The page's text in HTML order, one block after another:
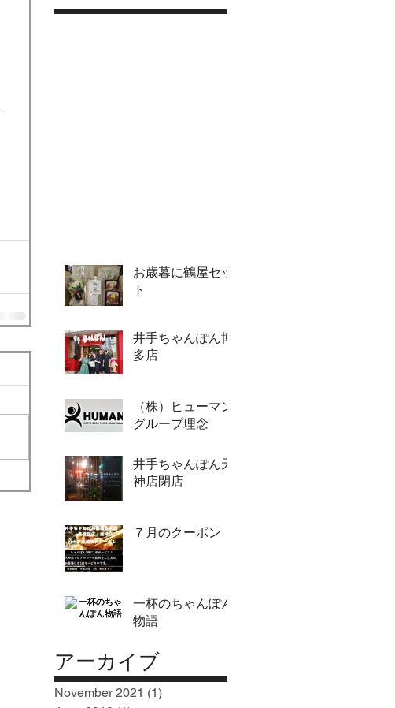
お歳暮に鶴屋セッ
ト
井手ちゃんぽん博
多店
（株）ヒューマン
グループ理念
井手ちゃんぽん天
神店閉店
７月のクーポン
一杯のちゃんぽん
物語
アーカイブ
November 2021 (1)